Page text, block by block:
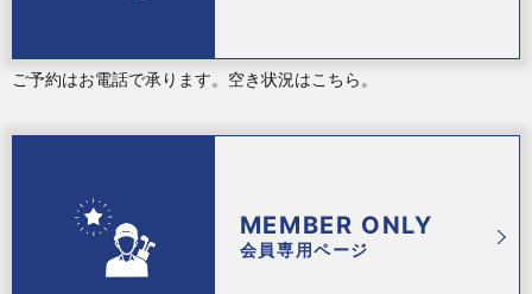
ご予約はお電話で承ります。空き状況はこちら。
MEMBER ONLY
会員専用ページ